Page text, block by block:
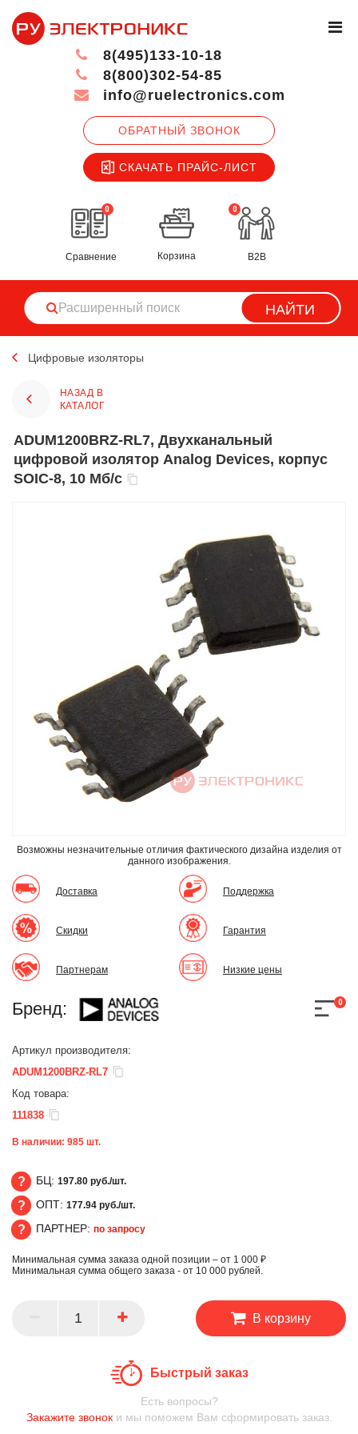
ОБРАТНЫЙ ЗВОНОК
СКАЧАТЬ ПРАЙС-ЛИСТ
8(495)133-10-18
8(800)302-54-85
info@ruelectronics.com
0
Сравнение
0
Корзина B2B
НАЙТИ
Цифровые изоляторы
НАЗАД В
КАТАЛОГ
ADUM1200BRZ-RL7, Двухканальный
цифровой изолятор Analog Devices, корпус
SOIC-8, 10 Мб/с
Возможны незначительные отличия фактического дизайна изделия от
данного изображения.
Доставка
Скидки
Партнерам
Поддержка
Гарантия
Низкие цены
Бренд: 0
Артикул производителя:
ADUM1200BRZ-RL7
Код товара:
111838
В наличии: 985 шт.
БЦ
БЦ: 197.80 руб./шт.
ОПТ
ОПТ: 177.94 руб./шт.
ПАРТНЕР
ПАРТНЕР: по запросу
Минимальная сумма заказа одной позиции – от 1 000 ₽
Минимальная сумма общего заказа - от 10 000 рублей.
В корзину
Быстрый заказ
Есть вопросы?
Закажите звоноки мы поможем Вам сформировать заказ.